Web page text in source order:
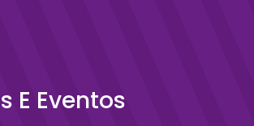
E Eventos